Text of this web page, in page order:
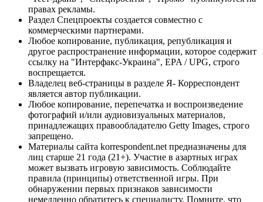
правах рекламы.
Раздел Спецпроекты создается совместно с
коммерческими партнерами.
Любое копирование, публикация, републикация и
другое распространение информации, которое содержит
ссылку на "Интерфакс-Украина", EPA / UPG, строго
воспрещается.
Владелец веб-страницы в разделе Я- Корреспондент
является автор публикации.
Любое копирование, перепечатка и воспроизведение
фотографий и/или аудиовизуальных материалов,
принадлежащих правообладателю Getty Images, строго
запрещено.
Материалы сайта korrespondent.net предназначены для
лиц старше 21 года (21+). Участие в азартных играх
может вызвать игровую зависимость. Соблюдайте
правила (принципы) ответственной игры. При
обнаружении первых признаков зависимости
немедленно обратитесь к специалисту. Помните, что